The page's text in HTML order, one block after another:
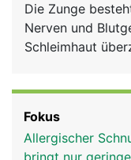
News
Rubriken
Die Zunge
Nerven und
Schleimhaut
Zungenmandel,
Zunge erfüllt
Fokus
Allergischer
bringt nur